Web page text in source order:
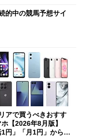
的中の競馬予想サイ
アで買うべきおすす
【2026年8月版】
1円」「月1円」からお